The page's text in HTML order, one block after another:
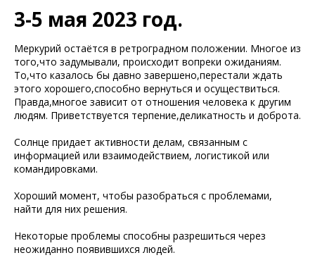
3-5 мая 2023 год.
Меркурий остаётся в ретроградном положении. Многое из
того,что задумывали, происходит вопреки ожиданиям.
То,что казалось бы давно завершено,перестали ждать
этого хорошего,способно вернуться и осуществиться.
Правда,многое зависит от отношения человека к другим
людям. Приветствуется терпение,деликатность и доброта.
Солнце придает активности делам, связанным с
информацией или взаимодействием, логистикой или
командировками.
Хороший момент, чтобы разобраться с проблемами,
найти для них решения.
Некоторые проблемы способны разрешиться через
неожиданно появившихся людей.